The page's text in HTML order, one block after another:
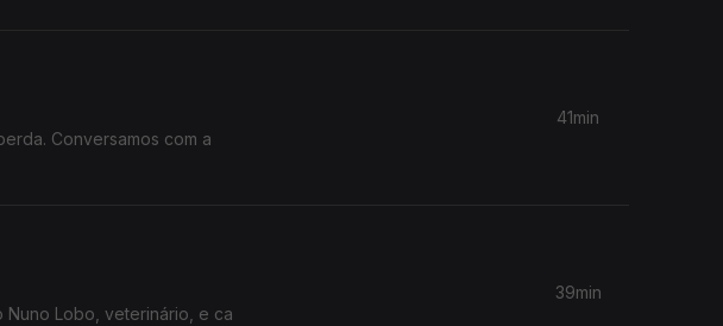
Conversamos com a
41min
Nuno Lobo, veterinário, e ca
39min